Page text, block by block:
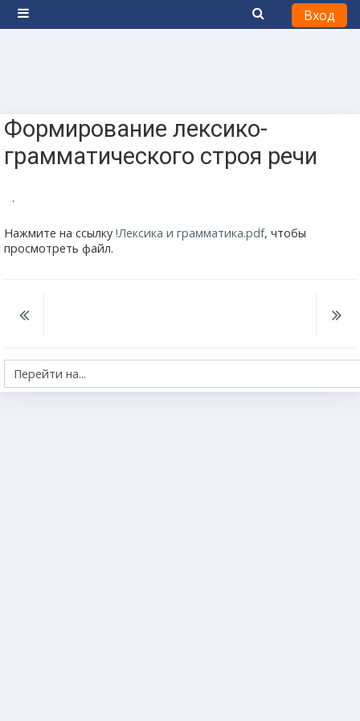
Боковая панель
Вход
Формирование лексико-
грамматического строя речи
.
Нажмите на ссылку !Лексика и грамматика.pdf, чтобы
просмотреть файл.
Перейти на...